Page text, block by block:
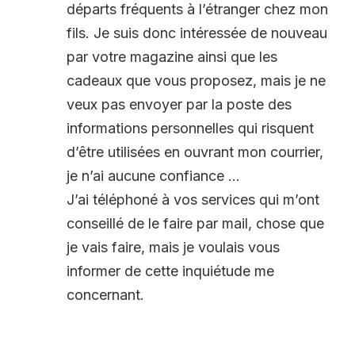
départs fréquents à l’étranger chez mon
fils. Je suis donc intéressée de nouveau
par votre magazine ainsi que les
cadeaux que vous proposez, mais je ne
veux pas envoyer par la poste des
informations personnelles qui risquent
d’être utilisées en ouvrant mon courrier,
je n’ai aucune confiance …
J’ai téléphoné à vos services qui m’ont
conseillé de le faire par mail, chose que
je vais faire, mais je voulais vous
informer de cette inquiétude me
concernant.